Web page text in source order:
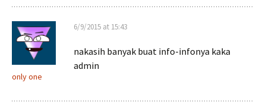
only one
6/9/2015 at 15:43
nakasih banyak buat info-infonya kaka
admin